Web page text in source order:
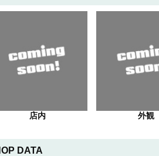
店内 外観
DATA